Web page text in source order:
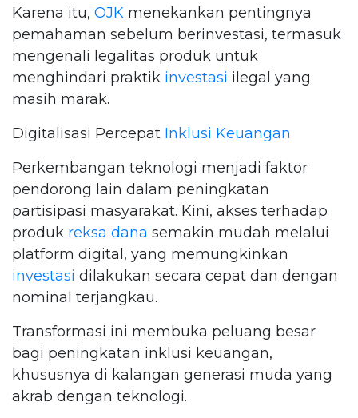
Karena itu, OJK menekankan pentingnya
pemahaman sebelum berinvestasi, termasuk
mengenali legalitas produk untuk
menghindari praktik investasi ilegal yang
masih marak.
Digitalisasi Percepat Inklusi Keuangan
Perkembangan teknologi menjadi faktor
pendorong lain dalam peningkatan
partisipasi masyarakat. Kini, akses terhadap
produk reksa dana semakin mudah melalui
platform digital, yang memungkinkan
investasi dilakukan secara cepat dan dengan
nominal terjangkau.
Transformasi ini membuka peluang besar
bagi peningkatan inklusi keuangan,
khususnya di kalangan generasi muda yang
akrab dengan teknologi.